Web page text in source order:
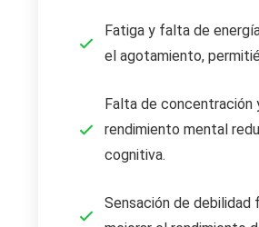
Fatiga y falta de
el agotamiento,
Falta de concentración
rendimiento mental
cognitiva.
Sensación de debilidad